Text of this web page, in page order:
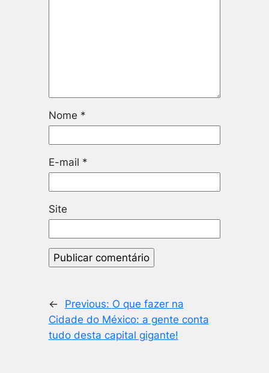
Nome *
E-mail *
Site
← Previous: O que fazer na
Cidade do México: a gente conta
tudo desta capital gigante!